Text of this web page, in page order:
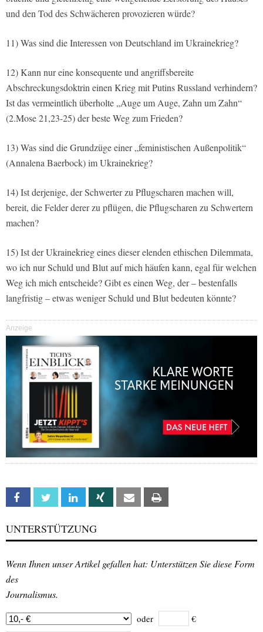
und den Tod des Schwächeren provozieren würde?
11) Was sind die Interessen von Deutschland im Ukrainekrieg?
12) Kann nur eine konsequente und angriffsbereite
Abschreckungsdoktrin einen Krieg mit Putins Russland verhindern?
Ist das vermeintlich überholte „Auge um Auge, Zahn um Zahn“
(2.Mose 21,23-25) der beste Weg zum Frieden?
13) Was sind die Grundzüge einer „feministischen Außenpolitik“
(Annalena Baerbock) im Ukrainekrieg?
14) Ist derjenige, der Schwerter zu Pflugscharen machen will,
bereit, die Felder derer zu pflügen, die Pflugscharen zu Schwertern
machen?
15) Ist der Ukrainekrieg eines dieser elenden ethischen Dilemmata,
wo ich nur Schuld und Blut auf mich häufen kann, egal für welchen
Weg ich mich entscheide? Gibt es einen Weg, der – bestenfalls
langfristig – etwas weniger Schuld und Blut bedeuten könnte?
Anzeige
Facebook Twitter Linkedin Xing Email
UNTERSTÜTZUNG
Wenn Ihnen unser Artikel gefallen hat: Unterstützen Sie diese Form
des
Journalismus.
oder €